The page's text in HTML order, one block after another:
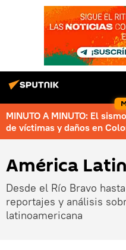
MINUTO A MINUTO: El
de víctimas y daños en
América
Desde el Río Bravo
reportajes y análisis
latinoamericana